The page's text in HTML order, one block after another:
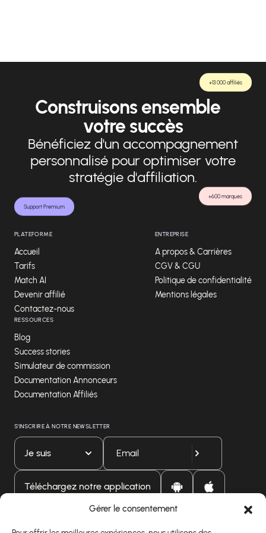
Gérer le consentement
Support Premium
+600 marques
+13 000 affiliés
Construisons ensemble
votre succès
Bénéficiez d'un accompagnement
personnalisé pour optimiser votre
stratégie d'affiliation.
PLATEFORME
Accueil
Tarifs
Match AI
Devenir affilié
Contactez-nous
ENTREPRISE
A propos & Carrières
CGV & CGU
Politique de confidentialité
Mentions légales
RESSOURCES
Blog
Success stories
Simulateur de commission
Documentation Annonceurs
Documentation Affiliés
S'INSCRIRE À NOTRE NEWSLETTER
Je suis
Téléchargez notre application